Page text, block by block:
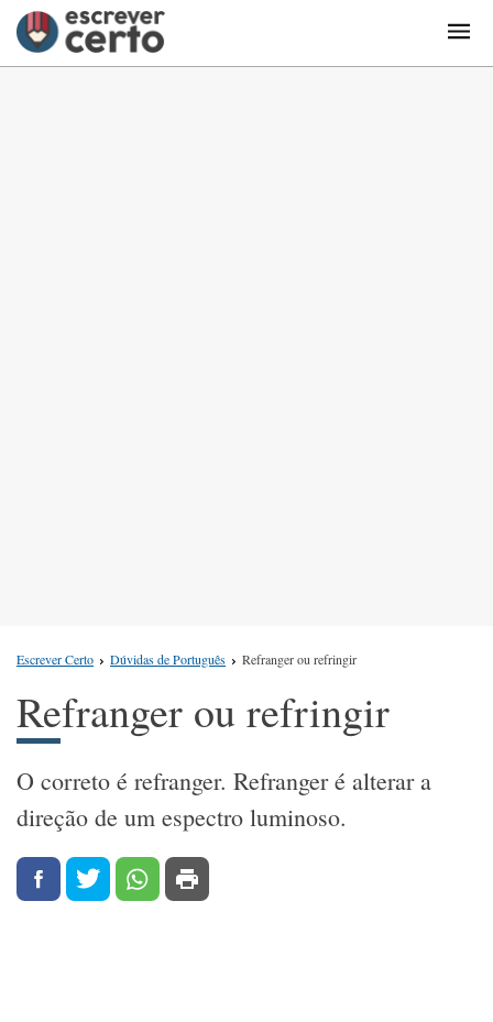
Escrever Certo Dúvidas de Português Refranger ou refringir
Refranger ou refringir
O correto é refranger. Refranger é alterar a
direção de um espectro luminoso.